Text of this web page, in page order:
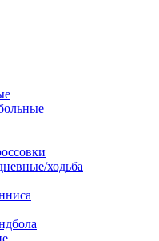
ходьба